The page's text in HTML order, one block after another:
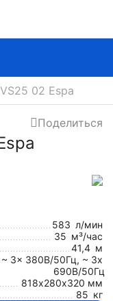
02 Espa
Поделиться
583 л/мин
35 м³/час
41,4 м
~ 3x 380В/50Гц, ~ 3x
690В/50Гц
818х280х320 мм
85 кг